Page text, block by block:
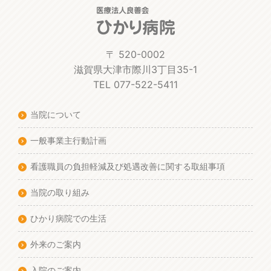
〒 520-0002
滋賀県大津市際川3丁目35-1
TEL 077-522-5411
当院について
一般事業主行動計画
看護職員の負担軽減及び処遇改善に関する取組事項
当院の取り組み
ひかり病院での生活
外来のご案内